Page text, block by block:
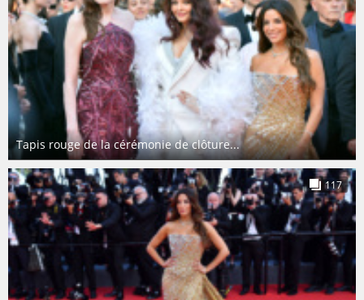
Tapis rouge de la cérémonie de clôture...
117